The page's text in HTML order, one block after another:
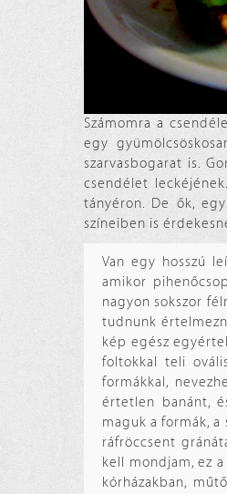
Számomra a
egy
szarvasbogarat is.
csendélet
tányéron. De ők,
színeiben is
Van egy hosszú
amikor
nagyon sokszor
tudnunk
kép egész
foltokkal teli
formákkal,
értetlen banánt,
maguk a formák,
ráfröccsent
kell mondjam, ez
kórházakban,